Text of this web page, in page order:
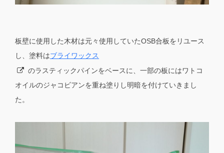
板壁に使用した木材は元々使用していたOSB合板をリユース
し、塗料はブライワックス
のラスティックパインをベースに、一部の板にはワトコ
オイルのジャコビアンを重ね塗りし明暗を付けていきまし
た。